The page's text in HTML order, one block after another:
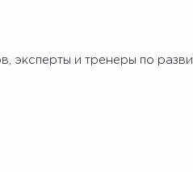
и тренеры по